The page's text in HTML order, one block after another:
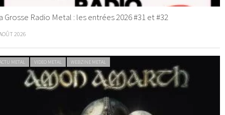
Grosse Radio Metal : les entrées 2026 #31 et #32
2026
METAL VIDEO METAL WEBZINE METAL